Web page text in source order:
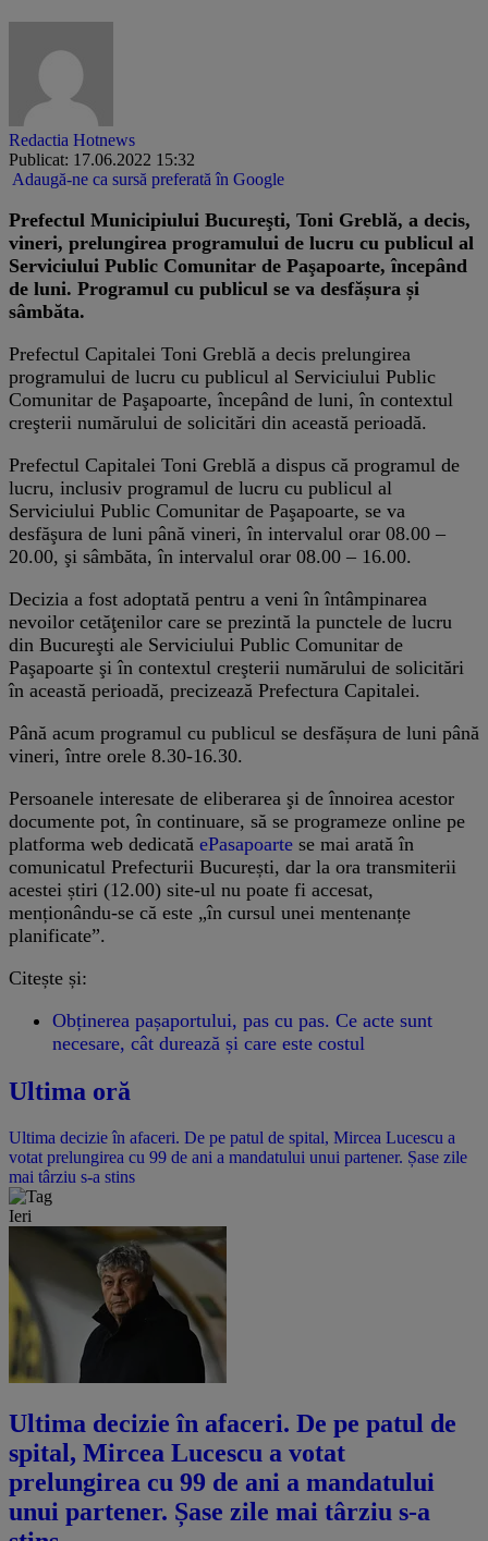
Redactia Hotnews
Publicat: 17.06.2022 15:32
Adaugă-ne ca sursă preferată în Google
Prefectul Municipiului Bucureşti, Toni Greblă, a decis,
vineri, prelungirea programului de lucru cu publicul al
Serviciului Public Comunitar de Paşapoarte, începând
de luni. Programul cu publicul se va desfășura și
sâmbăta.
Prefectul Capitalei Toni Greblă a decis prelungirea
programului de lucru cu publicul al Serviciului Public
Comunitar de Paşapoarte, începând de luni, în contextul
creşterii numărului de solicitări din această perioadă.
Prefectul Capitalei Toni Greblă a dispus că programul de
lucru, inclusiv programul de lucru cu publicul al
Serviciului Public Comunitar de Paşapoarte, se va
desfăşura de luni până vineri, în intervalul orar 08.00 –
20.00, şi sâmbăta, în intervalul orar 08.00 – 16.00.
Decizia a fost adoptată pentru a veni în întâmpinarea
nevoilor cetăţenilor care se prezintă la punctele de lucru
din Bucureşti ale Serviciului Public Comunitar de
Paşapoarte şi în contextul creşterii numărului de solicitări
în această perioadă, precizează Prefectura Capitalei.
Până acum programul cu publicul se desfășura de luni până
vineri, între orele 8.30-16.30.
Persoanele interesate de eliberarea şi de înnoirea acestor
documente pot, în continuare, să se programeze online pe
platforma web dedicată ePasapoarte se mai arată în
comunicatul Prefecturii București, dar la ora transmiterii
acestei știri (12.00) site-ul nu poate fi accesat,
menționându-se că este „în cursul unei mentenanțe
planificate”.
Citește și:
Obținerea pașaportului, pas cu pas. Ce acte sunt
necesare, cât durează și care este costul
Ultima oră
Ultima decizie în afaceri. De pe patul de spital, Mircea Lucescu a
votat prelungirea cu 99 de ani a mandatului unui partener. Șase zile
mai târziu s-a stins
Ieri
Ultima decizie în afaceri. De pe patul de
spital, Mircea Lucescu a votat
prelungirea cu 99 de ani a mandatului
unui partener. Șase zile mai târziu s-a